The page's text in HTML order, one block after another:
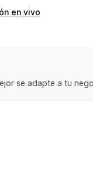
y soltar
móviles
en vivo
UGC Compartir en
se adapte a tu